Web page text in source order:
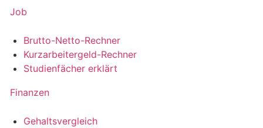
Job
Brutto-Netto-Rechner
Kurzarbeitergeld-Rechner
Studienfächer erklärt
Finanzen
Gehaltsvergleich